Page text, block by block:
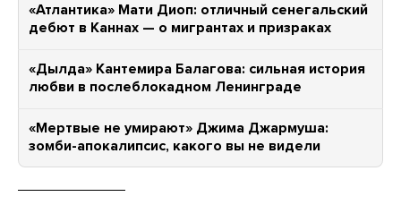
«Атлантика» Мати Диоп: отличный сенегальский
дебют в Каннах — о мигрантах и призраках
«Дылда» Кантемира Балагова: сильная история
любви в послеблокадном Ленинграде
«Мертвые не умирают» Джима Джармуша:
зомби-апокалипсис, какого вы не видели